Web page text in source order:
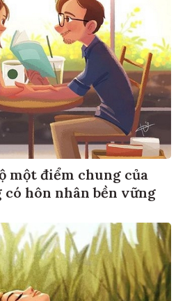
một điểm chung của
có hôn nhân bền vững